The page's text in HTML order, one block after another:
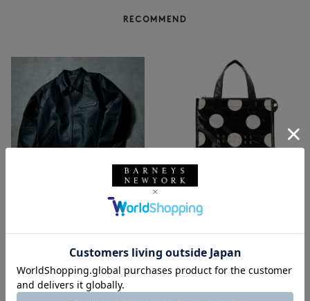
RECOMMEND
ELLM ホースレザーブルゾン
¥165,000
NEW
グ／ドット柄
¥6,600